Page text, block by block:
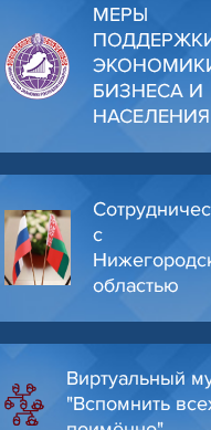
МЕРЫ
БИЗНЕСА И
НАСЕЛЕНИЯ
с
областью
Виртуальный
"Вспомнить